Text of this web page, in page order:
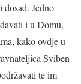
Jedno
i u Domu,
kako ovdje u
Sviben
te im